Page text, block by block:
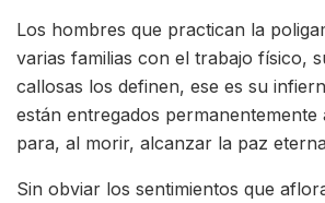
Los hombres que practican la
varias familias con el trabajo físico,
callosas los definen, ese es su
están entregados permanentemente
para, al morir, alcanzar la paz
Sin obviar los sentimientos que